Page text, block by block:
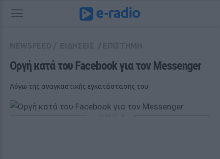
Οργή κατά του Facebook για τον Messenger
Λόγω της αναγκαστικής εγκατάστασής του